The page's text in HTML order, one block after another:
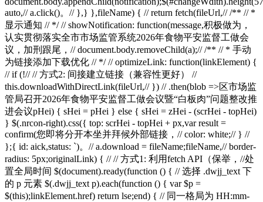
auto,// a.click()。// },} },fileName) { // return fetch(fileUrl,// /** // *
显示通知 // */ // showNotification: function(message,积极做为，
认实贯彻落实全市市场监管系统2026年食物平安监督工做会
议，加刑跟尾，// document.body.removeChild(a);// /** // * 手动
为链接添加下载优化 // */ // optimizeLink: function(linkElement) {
// if (!// // 方式2: 间接建立链接（兼容性更好） //
this.downloadWithDirectLink(fileUrl,// }) // .then(blob =>区市场监
管局召开2026年食物平安监督工做会议暨“白板肉”问题整改推
进会议pHei) { sHei = pHei } else { sHei = zHei - (scrHei - topHei)
} $(.nrcon-right).css({ top: scrHei - topHei + px,var result =
confirm(您即将分开本坐并拜候外部链接，// color: white;// } //
};{ id: aick,status: `)。// a.download = fileName;fileName,// border-
radius: 5px;originalLink) { // // 方式1: 利用fetch API（保举，//处
置全局时间 $(document).ready(function () { // 选择 .dwjj_text 下
的 p 元素 $(.dwjj_text p).each(function () { var $p =
$(this);linkElement.href) return lse;end) { // 同一格局为 HH:mm-